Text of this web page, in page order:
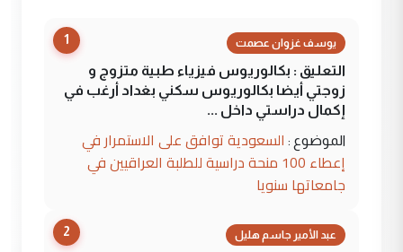
1 يوسف غزوان عصمت
التعليق : بكالوريوس فيزياء طبية متزوج و
زوجتي أيضا بكالوريوس سكني بغداد أرغب في
إكمال دراستي داخل ...
الموضوع : السعودية توافق على الاستمرار في
إعطاء 100 منحة دراسية للطلبة العراقيين في
جامعاتها سنويا
2 عبد الأمير جاسم هليل